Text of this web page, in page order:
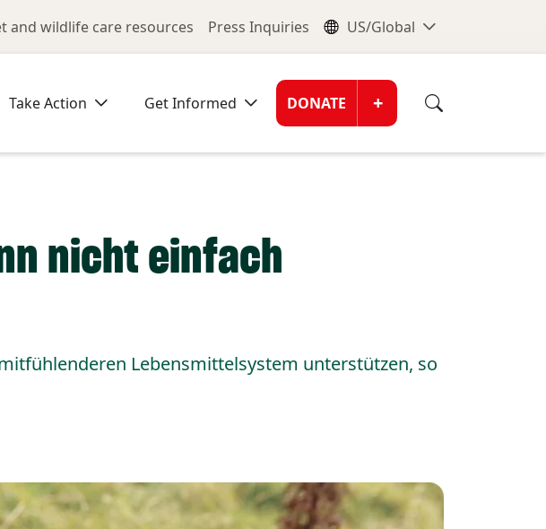
Menu
and wildlife care resources Press Inquiries Global
US/Global
Take Action Get Informed Donate
DONATE +
nicht einfach
Lebensmittelsystem unterstützen, so